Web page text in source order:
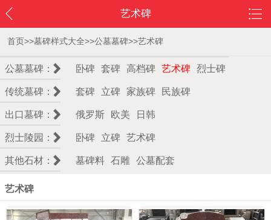
艺术碑
首页>>墓碑样式大全>>公墓墓碑>>艺术碑
公墓墓碑： 卧碑 套碑 高档碑 艺术碑 烈士碑
传统墓碑： 套碑 立碑 家族碑 民族碑
出口墓碑： 俄罗斯 欧美 日韩
烈士陵园： 卧碑 立碑 艺术碑
其他石材： 墓碑料 石雕 公墓配套
艺术碑